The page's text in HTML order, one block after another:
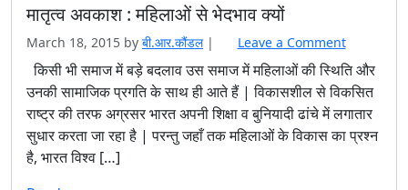
मातृत्व अवकाश : महिलाओं से भेदभाव क्यों
March 18, 2015 by बी.आर.कौंडल | Leave a Comment
किसी भी समाज में बड़े बदलाव उस समाज में महिलाओं की स्थिति और
उनकी सामाजिक प्रगति के साथ ही आते हैं | विकासशील से विकसित
राष्ट्र की तरफ अग्रसर भारत अपनी शिक्षा व बुनियादी ढांचे में लगातार
सुधार करता जा रहा है | परन्तु जहाँ तक महिलाओं के विकास का प्रश्न
है, भारत विश्व […]